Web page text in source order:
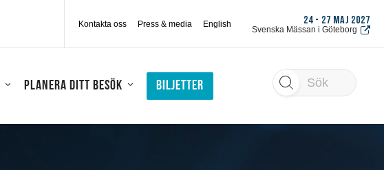
Kontakta oss Press & media English 24 - 27 MAJ 2027
Svenska Mässan i Göteborg
Planera ditt besök Biljetter Sök